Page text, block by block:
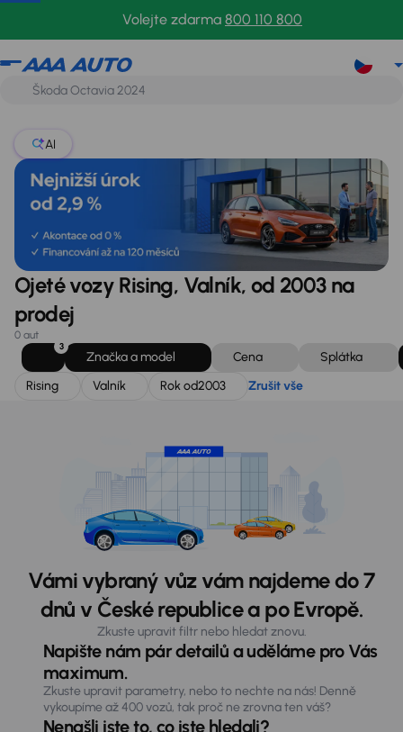
Volejte zdarma 800 110 800
Rising
AI
Ojeté vozy Rising, Valník, od 2003 na
prodej
0 aut
3
Značka a model Cena
Splátka
Rising
Valník Rok od2003 Zrušit vše
Vámi vybraný vůz vám najdeme do 7
dnů v České republice a po Evropě.
Zkuste upravit filtr nebo hledat znovu.
Napište nám pár detailů a uděláme pro Vás
maximum.
Zkuste upravit parametry, nebo to nechte na nás! Denně
vykoupíme až 400 vozů, tak proč ne zrovna ten váš?
Nenašli jste to, co jste hledali?